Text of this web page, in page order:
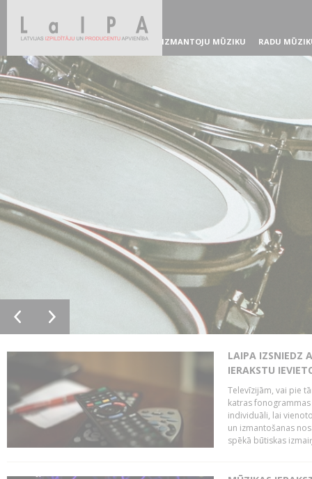
IZMANTOJU MŪZIKU RADU
LAIPA IZSNIEDZ
IERAKSTU
Televīzijām, vai pie
katras
individuāli, lai
un izmantošanas
spēkā būtiskas